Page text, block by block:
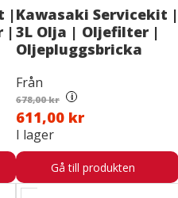
|
|
Kawasaki Servicekit |
3L Olja | Oljefilter |
Oljepluggsbricka
Från
678,00 kr i
611,00 kr
I lager
Gå till produkten